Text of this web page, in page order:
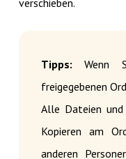
Tipps:Wenn
freigegebenen
Alle Dateien und
Kopieren am
anderen